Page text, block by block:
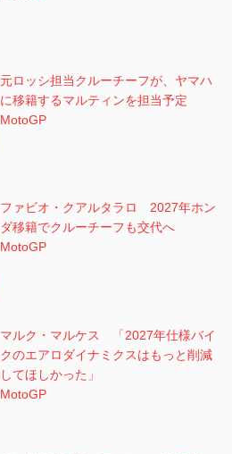
元ロッシ担当クルーチーフが、ヤマハ
に移籍するマルティンを担当予定
MotoGP
ファビオ・クアルタラロ 2027年ホン
ダ移籍でクルーチーフも交代へ
MotoGP
マルク・マルケス 「2027年仕様バイ
クのエアロダイナミクスはもっと削減
してほしかった」
MotoGP